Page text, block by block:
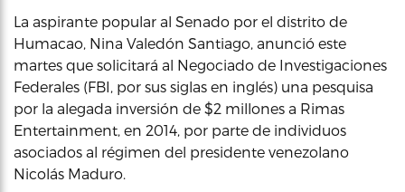
La aspirante popular al Senado por el distrito de
Humacao, Nina Valedón Santiago, anunció este
martes que solicitará al Negociado de Investigaciones
Federales (FBI, por sus siglas en inglés) una pesquisa
por la alegada inversión de $2 millones a Rimas
Entertainment, en 2014, por parte de individuos
asociados al régimen del presidente venezolano
Nicolás Maduro.